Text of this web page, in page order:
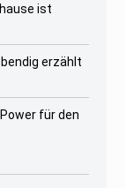
ist
erzählt
für den